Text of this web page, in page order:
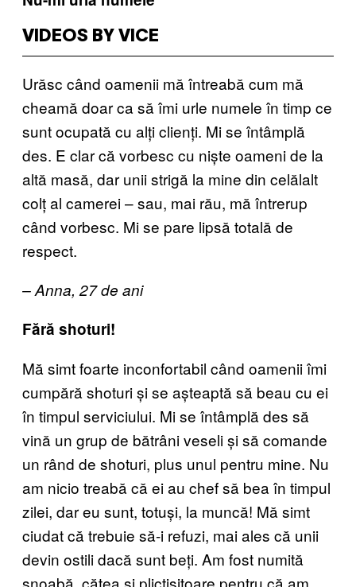
VIDEOS BY VICE
Urăsc când oamenii mă întreabă cum mă
cheamă doar ca să îmi urle numele în timp ce
sunt ocupată cu alți clienți. Mi se întâmplă
des. E clar că vorbesc cu niște oameni de la
altă masă, dar unii strigă la mine din celălalt
colț al camerei – sau, mai rău, mă întrerup
când vorbesc. Mi se pare lipsă totală de
respect.
– Anna, 27 de ani
Fără shoturi!
Mă simt foarte inconfortabil când oamenii îmi
cumpără shoturi și se așteaptă să beau cu ei
în timpul serviciului. Mi se întâmplă des să
vină un grup de bătrâni veseli și să comande
un rând de shoturi, plus unul pentru mine. Nu
am nicio treabă că ei au chef să bea în timpul
zilei, dar eu sunt, totuși, la muncă! Mă simt
ciudat că trebuie să-i refuzi, mai ales că unii
devin ostili dacă sunt beți. Am fost numită
snoabă, cățea și plictisitoare pentru că am